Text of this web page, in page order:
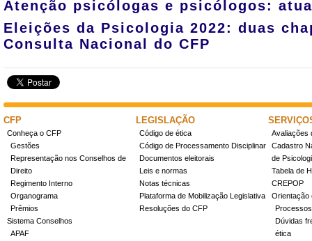
Atenção psicólogas e psicólogos:
Eleições da Psicologia 2022: duas
Consulta Nacional do CFP
CFP
Conheça o CFP
Gestões
Representação nos Conselhos de
Direito
Regimento Interno
Organograma
Prêmios
Sistema Conselhos
APAF
LEGISLAÇÃO
Código de ética
Código de Processamento Disciplinar
Documentos eleitorais
Leis e normas
Notas técnicas
Plataforma de Mobilização Legislativa
Resoluções do CFP
Avaliações
Cadastro
de
Tabela de
CREPOP
Orientação
Dúvidas
ética